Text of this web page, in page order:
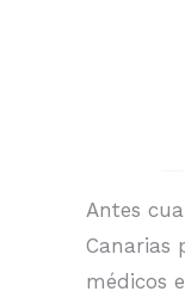
Antes
Canarias
médicos